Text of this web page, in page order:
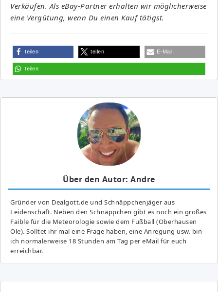
Verkäufen. Als eBay-Partner erhalten wir möglicherweise
eine Vergütung, wenn Du einen Kauf tätigst.
teilen teilen E-Mail
teilen
Über den Autor: Andre
Gründer von Dealgott.de und Schnäppchenjäger aus
Leidenschaft. Neben den Schnäppchen gibt es noch ein großes
Fai­ble für die Meteorologie sowie dem Fußball (Oberhausen
Ole). Solltet ihr mal eine Frage haben, eine Anregung usw. bin
ich normalerweise 18 Stunden am Tag per eMail für euch
erreichbar.